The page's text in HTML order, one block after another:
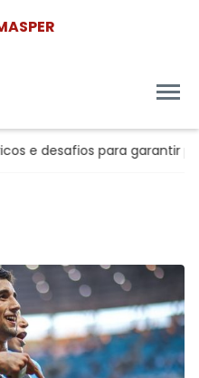
desafios para garantir